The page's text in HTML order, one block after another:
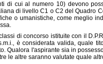
di cui al numero 10) devono
di livello C1 o C2 del Quadro
o umanistiche, come meglio
di concorso istituite con il
è considerata valida, quale
Qualora l'aspirante sia in
le altre saranno valutate quale